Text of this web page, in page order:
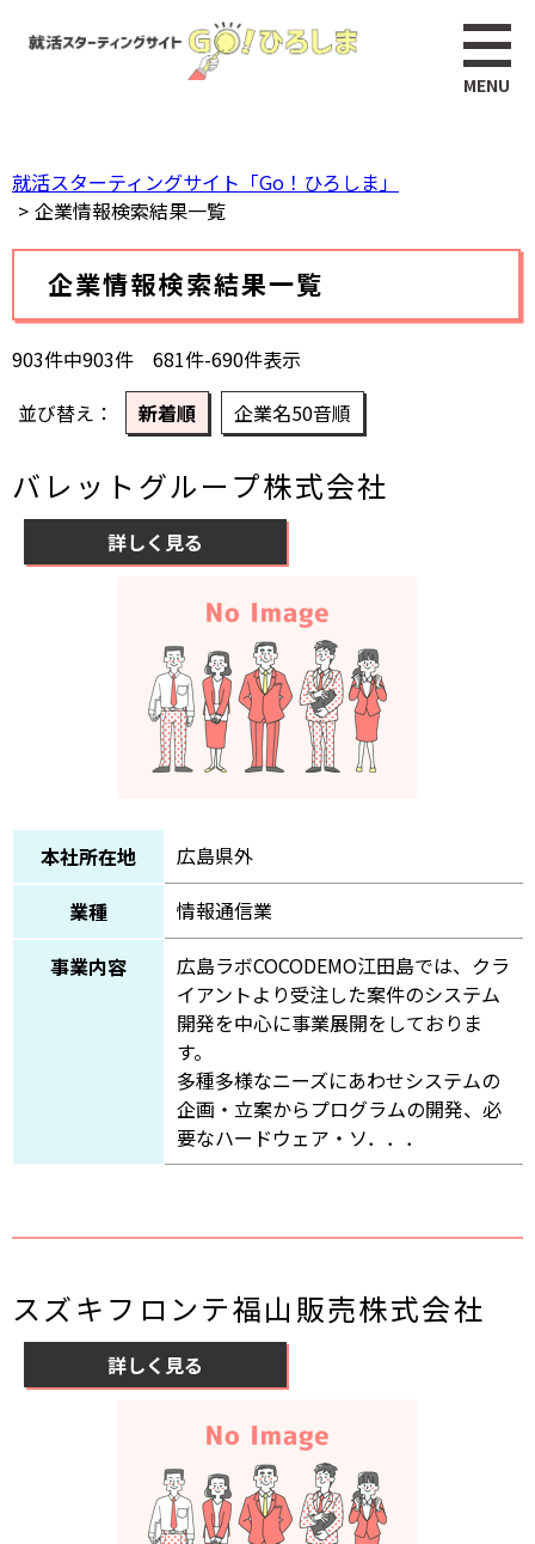
で
す。
就活スターティングサイト「Go！ひろしま」
企業情報検索結果一覧
企業情報検索結果一覧
903件中903件 681件-690件表示
並び替え
新着順 企業名50音順
バレットグループ株式会社
詳しく見る
本社所在地
広島県外
業種
情報通信業
事業内容
広島ラボCOCODEMO江田島では、クラ
イアントより受注した案件のシステム
開発を中心に事業展開をしておりま
す。
多種多様なニーズにあわせシステムの
企画・立案からプログラムの開発、必
要なハードウェア・ソ．．．
スズキフロンテ福山販売株式会社
詳しく見る